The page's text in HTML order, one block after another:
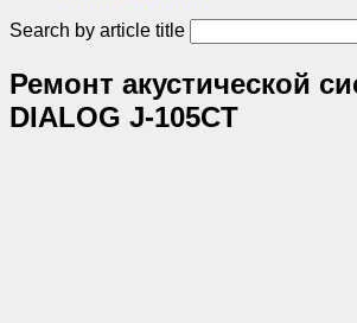
Search by article title
Ремонт акустической
DIALOG J-105CT